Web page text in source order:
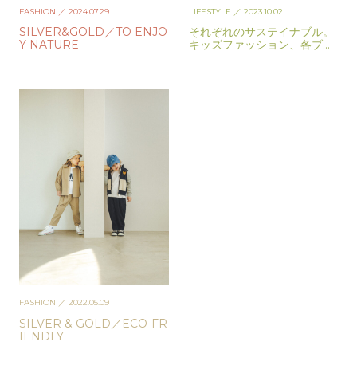
FASHION ／ 2024.07.29
SILVER&GOLD／TO ENJO
Y NATURE
LIFESTYLE ／ 2023.10.02
それぞれのサステイナブル。
キッズファッション、各ブラ
FASHION ／ 2022.05.09
SILVER & GOLD／ECO-FR
IENDLY